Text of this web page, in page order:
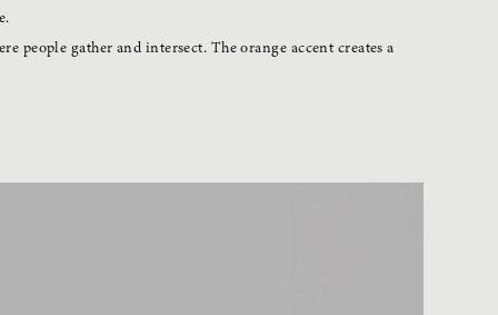
people gather and intersect. The orange accent creates a